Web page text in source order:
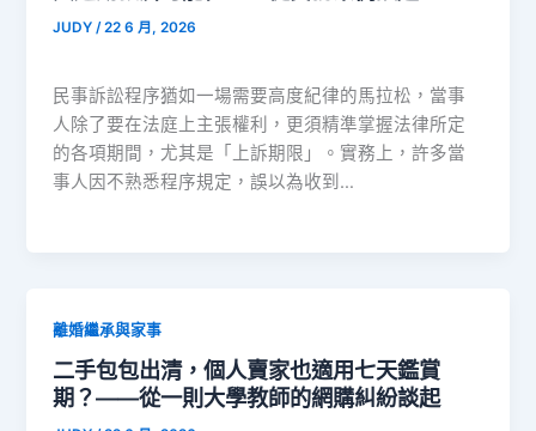
JUDY/22 6 月, 2026
民事訴訟程序猶如一場需要高度紀律的馬拉松，當事
人除了要在法庭上主張權利，更須精準掌握法律所定
的各項期間，尤其是「上訴期限」。實務上，許多當
事人因不熟悉程序規定，誤以為收到…
離婚繼承與家事
二手包包出清，個人賣家也適用七天鑑賞
期？——從一則大學教師的網購糾紛談起